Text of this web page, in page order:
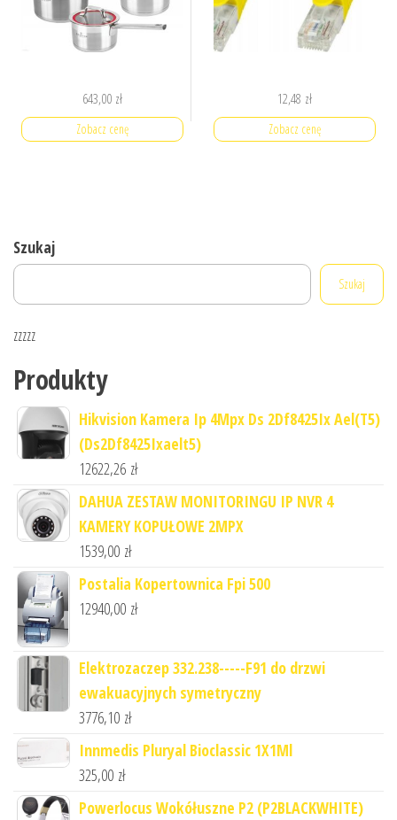
643,00 zł
Zobacz cenę
12,48 zł
Zobacz cenę
Szukaj
Szukaj
zzzzz
Produkty
Hikvision Kamera Ip 4Mpx Ds 2Df8425Ix Ael(T5)
(Ds2Df8425Ixaelt5)
12622,26 zł
DAHUA ZESTAW MONITORINGU IP NVR 4
KAMERY KOPUŁOWE 2MPX
1539,00 zł
Postalia Kopertownica Fpi 500
12940,00 zł
Elektrozaczep 332.238-----F91 do drzwi
ewakuacyjnych symetryczny
3776,10 zł
Innmedis Pluryal Bioclassic 1X1Ml
325,00 zł
Powerlocus Wokółuszne P2 (P2BLACKWHITE)